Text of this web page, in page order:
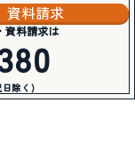
資料請求
資料請求は
日除く)